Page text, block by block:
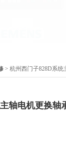
> 杭州西门子828D系
轴电机更换轴